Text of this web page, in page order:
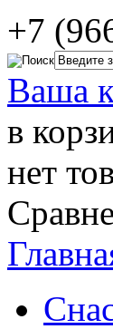
+7
Ваша
в
нет